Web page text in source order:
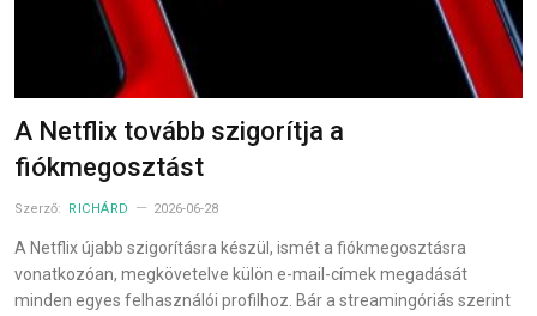
A Netflix tovább szigorítja a
fiókmegosztást
Szerző: RICHÁRD 2026-06-28
A Netflix újabb szigorításra készül, ismét a fiókmegosztásra
vonatkozóan, megkövetelve külön e-mail-címek megadását
minden egyes felhasználói profilhoz. Bár a streamingóriás szerint